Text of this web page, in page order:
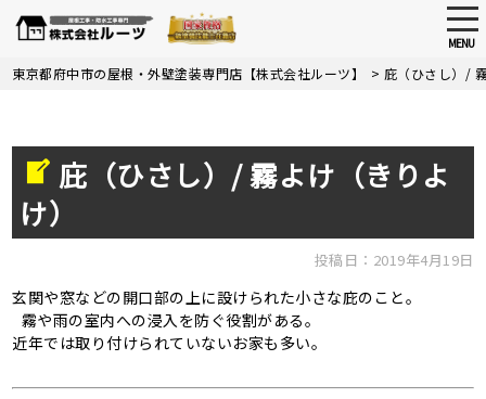
Skip
MENU
東京都府中市の屋根・外壁塗装専門店【株式会社ルーツ】 > 庇（ひさし）/
庇（ひさし）/ 霧よけ（きりよ
け）
投稿日：2019年4月19日
玄関や窓などの開口部の上に設けられた小さな庇のこと。
霧や雨の室内への浸入を防ぐ役割がある。
近年では取り付けられていないお家も多い。